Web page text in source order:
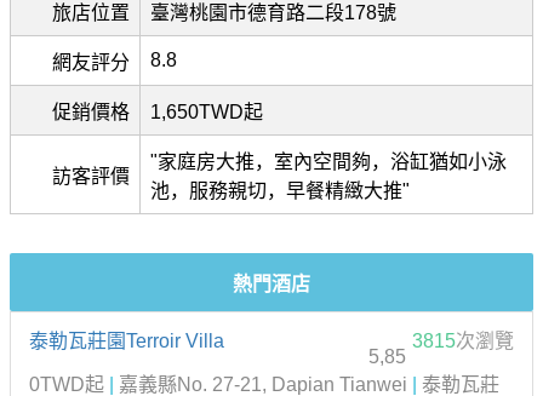
旅店位置 臺灣桃園市德育路二段178號
網友評分 8.8
促銷價格 1,650TWD起
訪客評價
"家庭房大推，室內空間夠，浴缸猶如小泳
池，服務親切，早餐精緻大推"
熱門酒店
泰勒瓦莊園Terroir Villa 3815次瀏覽
5,85
0TWD起
嘉義縣No. 27-21, Dapian Tianwei
泰勒瓦莊